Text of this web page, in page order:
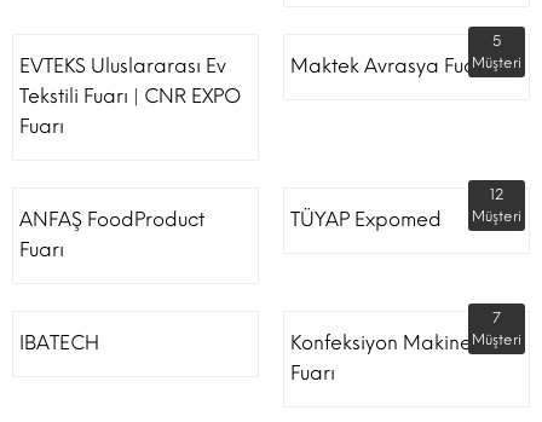
EVTEKS Uluslararası Ev
Tekstili Fuarı | CNR EXPO
Fuarı
Maktek Avrasya Fuarı
5
Müşteri
ANFAŞ FoodProduct
Fuarı
TÜYAP Expomed
12
Müşteri
IBATECH
Konfeksiyon Makinesi
Fuarı
7
Müşteri